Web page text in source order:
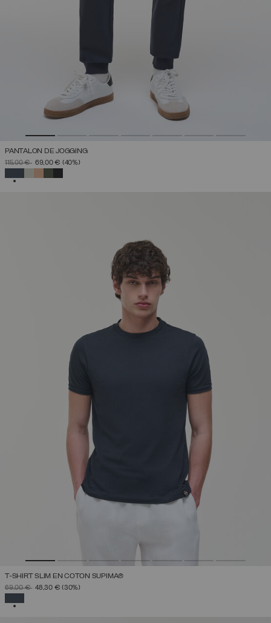
PANTALON DE JOGGING
PRIX RÉDUIT DE
115,00 €À69,00 € (40%)
T-SHIRT SLIM EN COTON SUPIMA®
PRIX RÉDUIT DE
69,00 €À48,30 €(30%)